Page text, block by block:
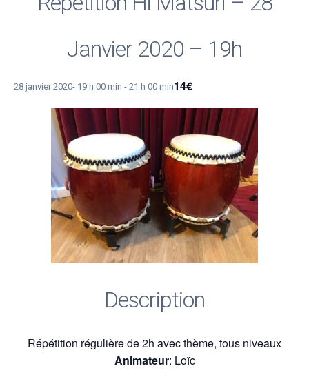
Janvier 2020 – 19h
28 janvier 2020- 19 h 00 min - 21 h 00 min14€
Description
Répétition régulière de 2h avec thème, tous niveaux
Animateur: Loïc